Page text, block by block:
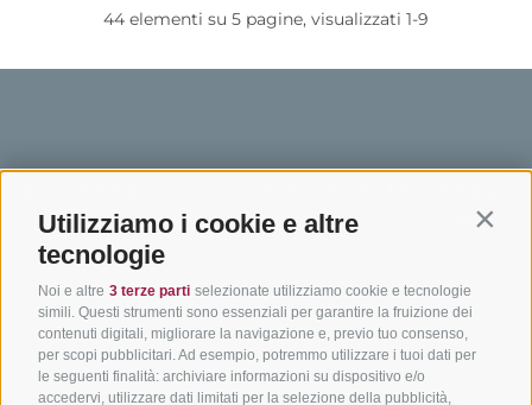
Utilizziamo i cookie e altre
tecnologie
Noi e altre 3 terze parti selezionate utilizziamo cookie e tecnologie
simili. Questi strumenti sono essenziali per garantire la fruizione dei
contenuti digitali, migliorare la navigazione e, previo tuo consenso,
per scopi pubblicitari. Ad esempio, potremmo utilizzare i tuoi dati per
le seguenti finalità: archiviare informazioni su dispositivo e/o
accedervi, utilizzare dati limitati per la selezione della pubblicità,
44 elementi su 5 pagine, visualizzati 1-9
SÜDTIROL
Hotel & pacchetti
Pacchetti vacanze
Buoni vacanza
Hot Deals
ADIGE
Adige
In bici da corsa in Alto
Adige
Ciclabili in Alto Adige
Come
Meteo